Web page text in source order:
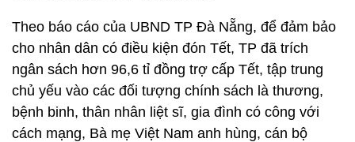
Theo báo cáo của UBND TP Đà Nẵng, để đảm bảo
cho nhân dân có điều kiện đón Tết, TP đã trích
ngân sách hơn 96,6 tỉ đồng trợ cấp Tết, tập trung
chủ yếu vào các đối tượng chính sách là thương,
bệnh binh, thân nhân liệt sĩ, gia đình có công với
cách mạng, Bà mẹ Việt Nam anh hùng, cán bộ